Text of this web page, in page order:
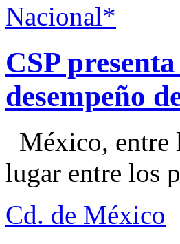
Nacional*
CSP
desempeño
México, entre
lugar entre los
Cd. de México